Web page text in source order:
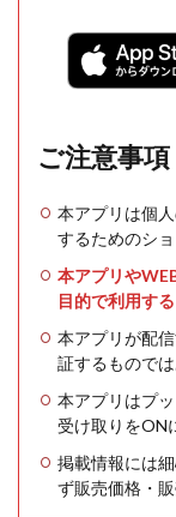
ご注意事項
本アプリは個
するためのシ
本アプリや
目的で利用す
本アプリが配
証するものでは
本アプリはプ
受け取りをON
掲載情報には
ず販売価格・